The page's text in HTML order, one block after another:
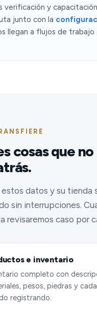
verificación y
junto con la
llegan a flujos de trabajo
cosas que
estos datos y su tienda
sin interrupciones.
revisaremos caso por
e inventario
completo con
pesos, piedras y
registrando.